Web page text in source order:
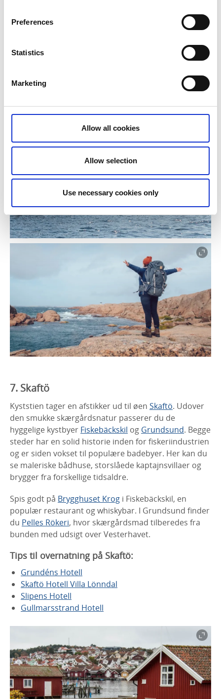
Preferences
Statistics
Marketing
Allow all cookies
Allow selection
Use necessary cookies only
7. Skaftö
Kyststien tager en afstikker ud til øen Skaftö. Udover
den smukke skærgårdsnatur passerer du de
hyggelige kystbyer Fiskebäckskil og Grundsund. Begge
steder har en solid historie inden for fiskeriindustrien
og er siden vokset til populære badebyer. Her kan du
se maleriske bådhuse, storslåede kaptajnsvillaer og
brygger fra forskellige tidsaldre.
Spis godt på Brygghuset Krog i Fiskebäckskil, en
populær restaurant og whiskybar. I Grundsund finder
du Pelles Rökeri, hvor skærgårdsmad tilberedes fra
bunden med udsigt over Vesterhavet.
Tips til overnatning på Skaftö:
Grundéns Hotell
Skaftö Hotell Villa Lönndal
Slipens Hotell
Gullmarsstrand Hotell